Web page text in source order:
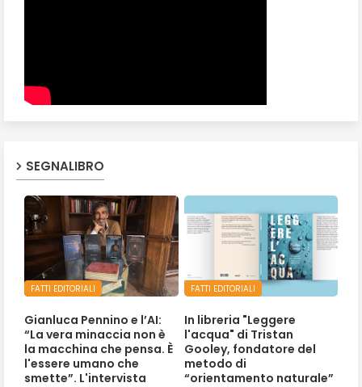
SEGNALIBRO
FATTI EDITORIALI
Gianluca Pennino e l’AI:
“La vera minaccia non è
la macchina che pensa. È
l'essere umano che
smette”. L'intervista
FATTI EDITORIALI
In libreria "Leggere
l'acqua" di Tristan
Gooley, fondatore del
metodo di
“orientamento naturale”